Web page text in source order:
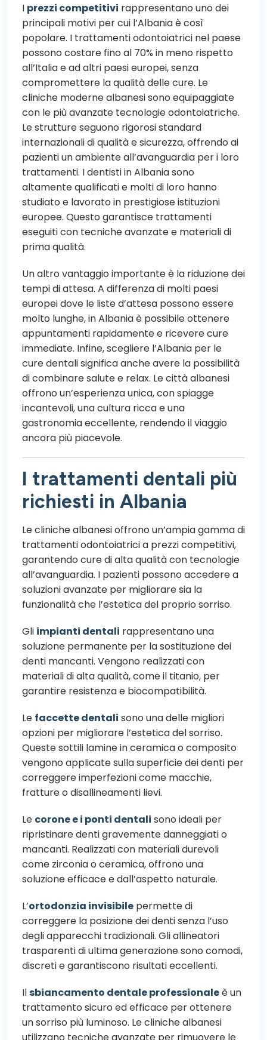
I prezzi competitivi rappresentano uno dei
principali motivi per cui l’Albania è così
popolare. I trattamenti odontoiatrici nel paese
possono costare fino al 70% in meno rispetto
all’Italia e ad altri paesi europei, senza
compromettere la qualità delle cure. Le
cliniche moderne albanesi sono equipaggiate
con le più avanzate tecnologie odontoiatriche.
Le strutture seguono rigorosi standard
internazionali di qualità e sicurezza, offrendo ai
pazienti un ambiente all’avanguardia per i loro
trattamenti. I dentisti in Albania sono
altamente qualificati e molti di loro hanno
studiato e lavorato in prestigiose istituzioni
europee. Questo garantisce trattamenti
eseguiti con tecniche avanzate e materiali di
prima qualità.
Un altro vantaggio importante è la riduzione dei
tempi di attesa. A differenza di molti paesi
europei dove le liste d’attesa possono essere
molto lunghe, in Albania è possibile ottenere
appuntamenti rapidamente e ricevere cure
immediate. Infine, scegliere l’Albania per le
cure dentali significa anche avere la possibilità
di combinare salute e relax. Le città albanesi
offrono un’esperienza unica, con spiagge
incantevoli, una cultura ricca e una
gastronomia eccellente, rendendo il viaggio
ancora più piacevole.
I trattamenti dentali più
richiesti in Albania
Le cliniche albanesi offrono un’ampia gamma di
trattamenti odontoiatrici a prezzi competitivi,
garantendo cure di alta qualità con tecnologie
all’avanguardia. I pazienti possono accedere a
soluzioni avanzate per migliorare sia la
funzionalità che l’estetica del proprio sorriso.
Gli impianti dentali rappresentano una
soluzione permanente per la sostituzione dei
denti mancanti. Vengono realizzati con
materiali di alta qualità, come il titanio, per
garantire resistenza e biocompatibilità.
Le faccette dentali sono una delle migliori
opzioni per migliorare l’estetica del sorriso.
Queste sottili lamine in ceramica o composito
vengono applicate sulla superficie dei denti per
correggere imperfezioni come macchie,
fratture o disallineamenti lievi.
Le corone e i ponti dentali sono ideali per
ripristinare denti gravemente danneggiati o
mancanti. Realizzati con materiali durevoli
come zirconia o ceramica, offrono una
soluzione efficace e dall’aspetto naturale.
L’ortodonzia invisibile permette di
correggere la posizione dei denti senza l’uso
degli apparecchi tradizionali. Gli allineatori
trasparenti di ultima generazione sono comodi,
discreti e garantiscono risultati eccellenti.
Ilsbiancamento dentale professionaleè un
trattamento sicuro ed efficace per ottenere
un sorriso più luminoso. Le cliniche albanesi
utilizzano tecniche avanzate per rimuovere le